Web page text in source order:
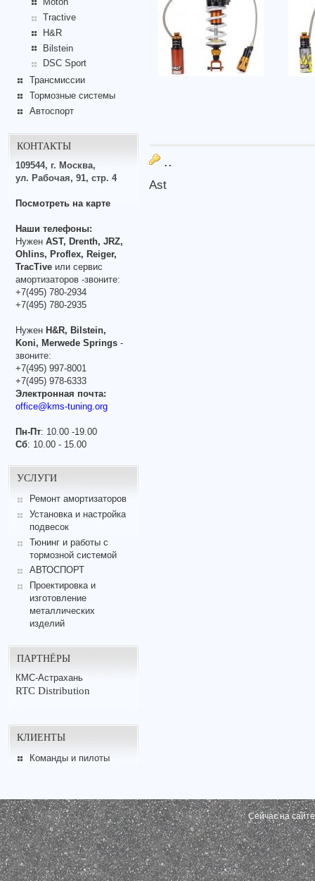
Tractive
H&R
Bilstein
DSC Sport
Трансмиссии
Тормозные системы
Автоспорт
КОНТАКТЫ
109544, г. Москва,
ул. Рабочая, 91, стр. 4
Посмотреть на карте
Наши телефоны:
Нужен AST, Drenth, JRZ,
Ohlins, Proflex, Reiger,
TracTive или сервис
амортизаторов -звоните:
+7(495) 780-2934
+7(495) 780-2935
Нужен H&R, Bilstein,
Koni, Merwede Springs -
звоните:
+7(495) 997-8001
+7(495) 978-6333
Электронная почта:
office@kms-tuning.org
Пн-Пт: 10.00 -19.00
Сб: 10.00 - 15.00
УСЛУГИ
Ремонт амортизаторов
Установка и настройка
подвесок
Тюнинг и работы с
тормозной системой
АВТОСПОРТ
Проектировка и
изготовление
металлических
изделий
ПАРТНЁРЫ
КМС-Астрахань
RTC Distribution
КЛИЕНТЫ
Команды и пилоты
..
Ast
Сейчас на